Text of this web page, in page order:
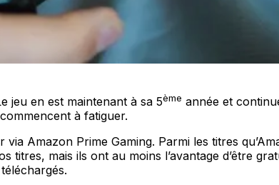
jeu en est maintenant à sa 5ème année et
à fatiguer.
Amazon Prime Gaming. Parmi les titres
mais ils ont au moins l’avantage d’être